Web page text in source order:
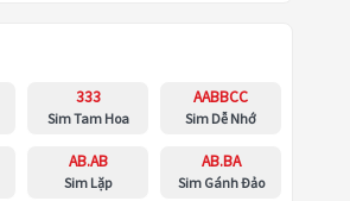
333
Sim Tam Hoa
AABBCC
Sim Dễ Nhớ
AB.AB
Sim Lặp
AB.BA
Sim Gánh Đảo